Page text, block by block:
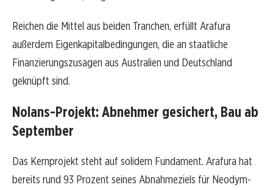
Reichen die Mittel aus beiden Tranchen, erfüllt Arafura
außerdem Eigenkapitalbedingungen, die an staatliche
Finanzierungszusagen aus Australien und Deutschland
geknüpft sind.
Nolans-Projekt: Abnehmer gesichert, Bau ab
September
Das Kernprojekt steht auf solidem Fundament. Arafura hat
bereits rund 93 Prozent seines Abnahmeziels für Neodym-